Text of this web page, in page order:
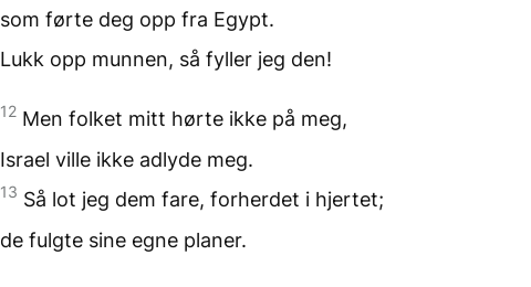
som førte deg opp fra Egypt.
Lukk opp munnen, så fyller jeg den!
12 Men folket mitt hørte ikke på meg,
Israel ville ikke adlyde meg.
13 Så lot jeg dem fare, forherdet i hjertet;
de fulgte sine egne planer.